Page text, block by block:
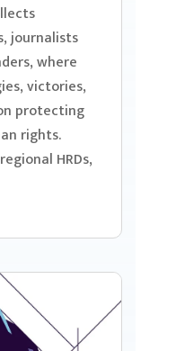
journalists
where
victories,
protecting
rights.
HRDs,